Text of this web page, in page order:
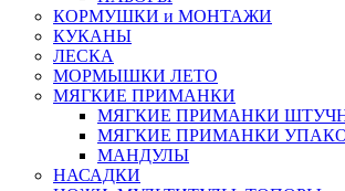
КОРМУШКИ и МОНТАЖИ
КУКАНЫ
ЛЕСКА
МОРМЫШКИ ЛЕТО
МЯГКИЕ ПРИМАНКИ
МЯГКИЕ ПРИМАНКИ
МЯГКИЕ ПРИМАНКИ
МАНДУЛЫ
НАСАДКИ